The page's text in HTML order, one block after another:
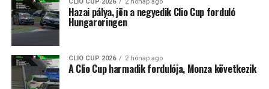
Hazai pálya, jön a negyedik Clio Cup forduló
Hungaroringen
CLIO CUP 2026 2 hónap ago
A Clio Cup harmadik fordulója, Monza következik